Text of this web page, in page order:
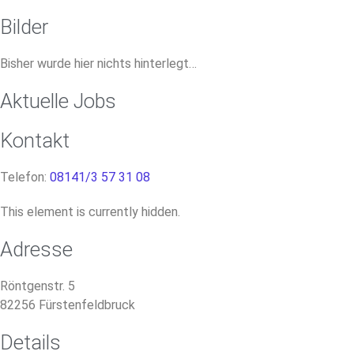
Bilder
Bisher wurde hier nichts hinterlegt…
Aktuelle Jobs
Kontakt
Telefon: 08141/3 57 31 08
This element is currently hidden.
Adresse
Röntgenstr. 5
82256 Fürstenfeldbruck
Details